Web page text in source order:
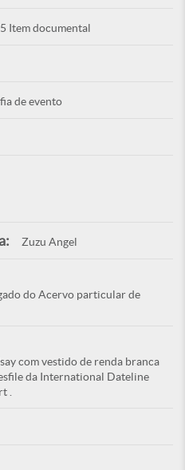
Item documental
de evento
Zuzu Angel
do Acervo particular de
com vestido de renda branca
da International Dateline
.